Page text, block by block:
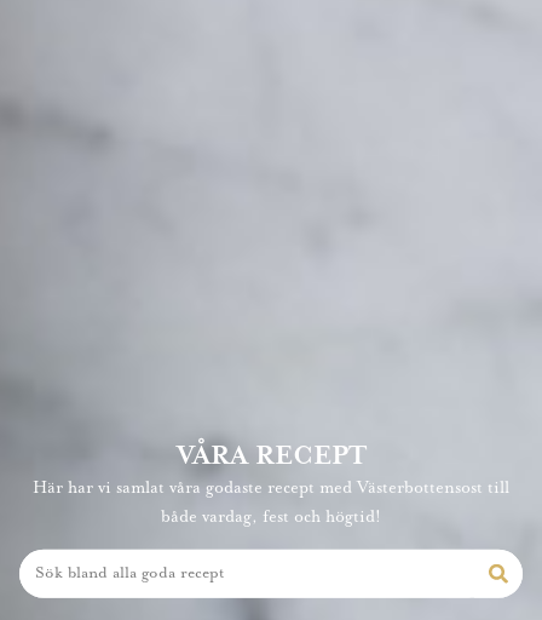
VÅRA RECEPT
Här har vi samlat våra godaste recept med Västerbottensost till
både vardag, fest och högtid!